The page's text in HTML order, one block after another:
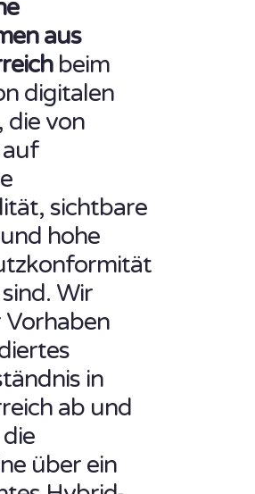
aus
beim
digitalen
die von
auf
sichtbare
hohe
Wir
Vorhaben
in
ab und
über ein